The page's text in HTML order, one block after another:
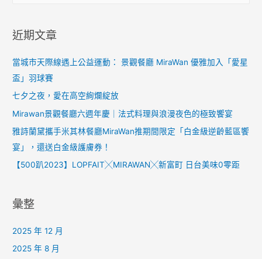
近期文章
當城市天際線遇上公益運動： 景觀餐廳 MiraWan 優雅加入「愛星
盃」羽球賽
七夕之夜，愛在高空絢爛綻放
Mirawan景觀餐廳六週年慶｜法式料理與浪漫夜色的極致饗宴
雅詩蘭黛攜手米其林餐廳MiraWan推期間限定「白金級逆齡藍區饗
宴」，還送白金級護膚券！
【500趴2023】LOPFAIT╳MIRAWAN╳新富町 日台美味0零距
彙整
2025 年 12 月
2025 年 8 月